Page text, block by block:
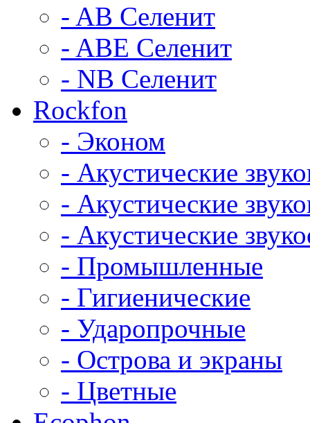
- AB Селенит
- ABE Селенит
- NB Селенит
Rockfon
- Эконом
- Акустические
- Акустические
- Акустические
- Промышленные
- Гигиенические
- Ударопрочные
- Острова и экраны
- Цветные